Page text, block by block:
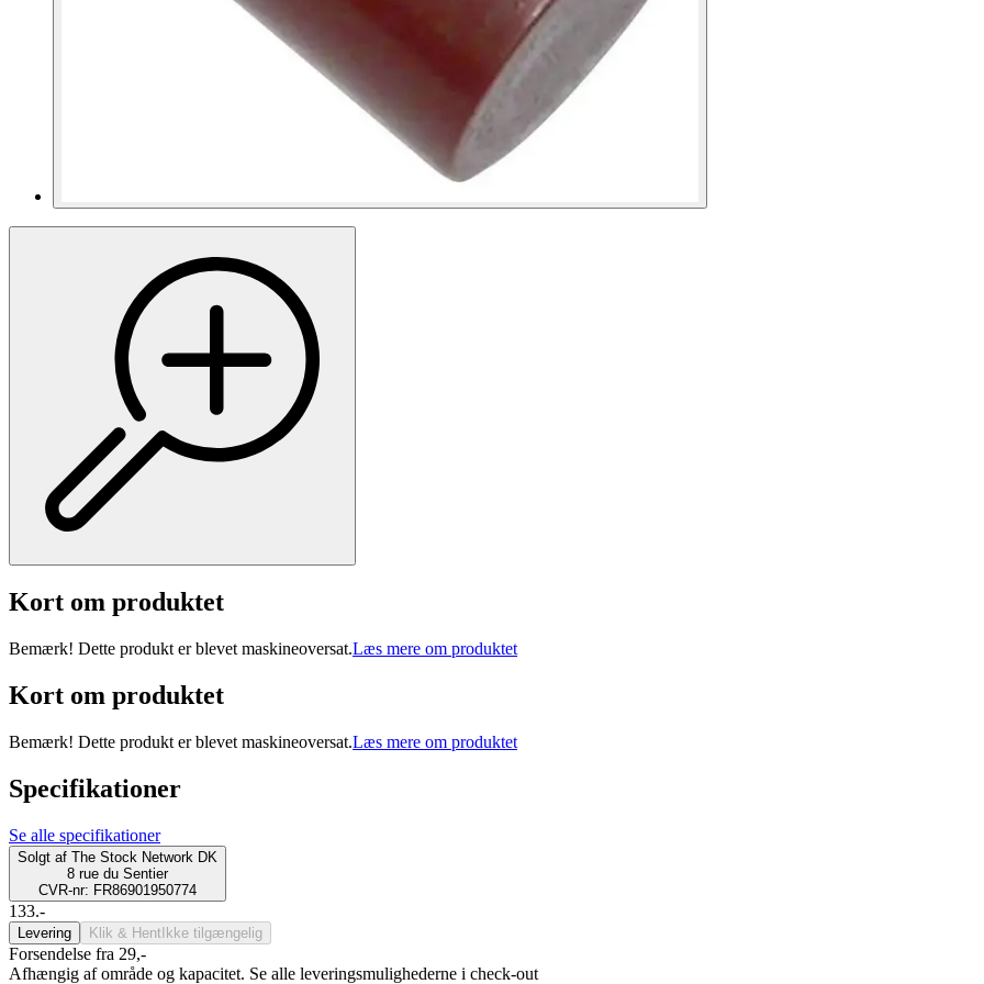
Kort om produktet
Bemærk! Dette produkt er blevet maskineoversat.Læs mere om produktet
Kort om produktet
Bemærk! Dette produkt er blevet maskineoversat.Læs mere om produktet
Specifikationer
Se alle specifikationer
Solgt af The Stock Network DK
8 rue du Sentier
CVR-nr: FR86901950774
133.-
Levering Klik & Hent Ikke tilgængelig
Forsendelse fra 29,-
Afhængig af område og kapacitet. Se alle leveringsmulighederne i check-out